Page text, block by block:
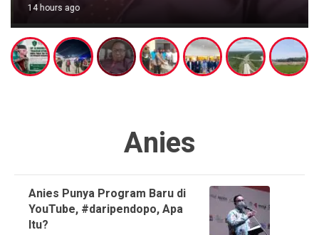
14 hours ago
Anies
Anies Punya Program Baru di
YouTube, #daripendopo, Apa
Itu?